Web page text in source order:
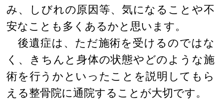
み、しびれの原因等、気になることや不
安なことも多くあるかと思います。
後遺症は、ただ施術を受けるのではな
く、きちんと身体の状態やどのような施
術を行うかといったことを説明してもら
える整骨院に通院することが大切です。